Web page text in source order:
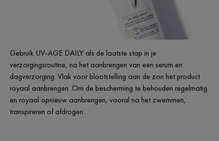
Gebruik UV-AGE DAILY als de laatste stap in je
verzorgingsroutine, na het aanbrengen van een serum en
dagverzorging. Vlak voor blootstelling aan de zon het product
royaal aanbrengen. Om de bescherming te behouden regelmatig
en royaal opnieuw aanbrengen, vooral na het zwemmen,
transpireren of afdrogen.